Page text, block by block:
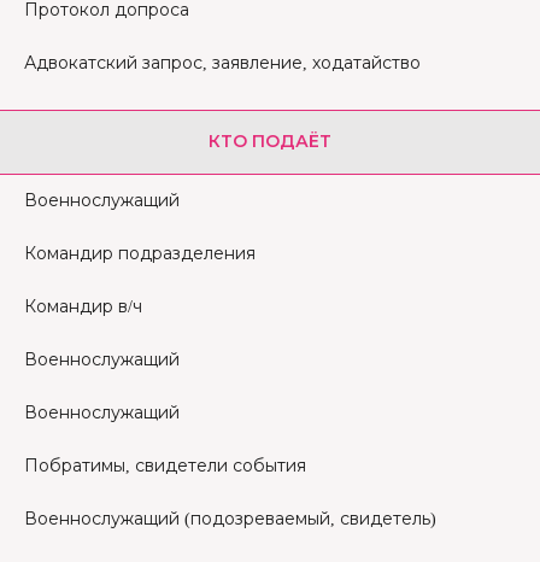
Протокол допроса
Адвокатский запрос, заявление, ходатайство
КТО ПОДАЁТ
Военнослужащий
Командир подразделения
Командир в/ч
Военнослужащий
Военнослужащий
Побратимы, свидетели события
Военнослужащий (подозреваемый, свидетель)